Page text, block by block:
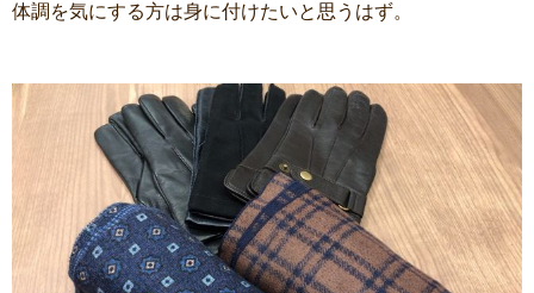
体調を気にする方は身に付けたいと思うはず。